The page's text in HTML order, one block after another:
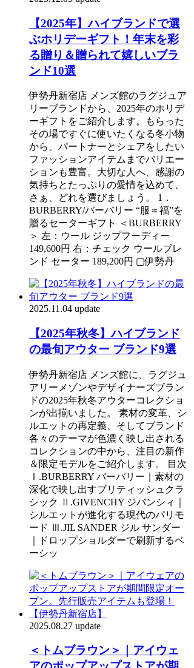
【2025年】ハイブランドで選
ぶホリデーギフト！年末を彩
る贈り＆贈られて嬉しいブラ
ンド10選
伊勢丹新宿店 メンズ館のラグジュア
リーブランドから、2025年のホリデ
ーギフトをご紹介します。もらった
その場ですぐに使いたくなる冬小物
から、パートナーとシェアをしたい
ファッションアイテムまでバリエー
ションも豊富。大切な人へ、感謝の
気持ちとたっぷりの愛情を込めて、
さぁ、どれを選びましょう。 1．
BURBERRY/バーバリー “服＝福”を
贈るセーターギフト ＜BURBERRY
＞ 左：ウール ジップフーディー
149,600円 右：チェック ウールブレ
ンド セーター 189,200円 ▢伊勢丹
2025.11.04 update
【2025年秋冬】ハイブランド
の最旬アウター ブランド9選
伊勢丹新宿店 メンズ館に、ラグジュ
アリーメゾンやデザイナーズブラン
ドの2025年秋冬アウターコレクショ
ンが出揃いました。 素材の変革、シ
ルエットの再定義、そしてブランド
各々のテーマが色濃く映し出される
コレクションの中から、注目の新作
＆限定モデルをご紹介します。 目次
Ⅰ.BURBERRY バーバリー｜素材の
深化で映し出すブリティッシュクラ
シック Ⅱ.GIVENCHY ジバンシィ｜
シルエットが進化する現代のパリモ
ード Ⅲ.JIL SANDER ジル サンダー
｜ドロップショルダーで刷新するベ
ーシッ
2025.08.27 update
＜トムブラウン＞｜アイウェ